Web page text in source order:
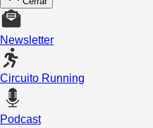
Newsletter
Circuito Running
Podcast